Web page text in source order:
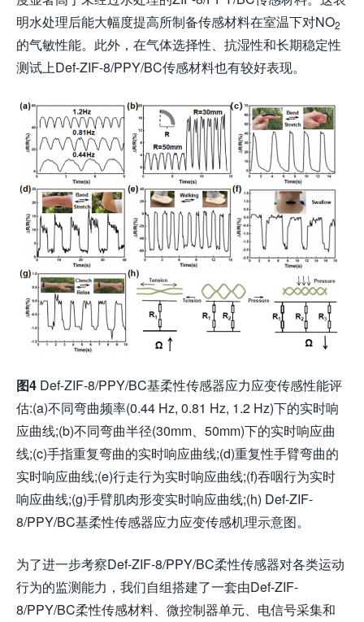
明水处理后能大幅度提高所制备传感材料在室温下对NO2
的气敏性能。此外，在气体选择性、抗湿性和长期稳定性
测试上Def-ZIF-8/PPY/BC传感材料也有较好表现。
图4 Def-ZIF-8/PPY/BC基柔性传感器应力应变传感性能评
估:(a)不同弯曲频率(0.44 Hz, 0.81 Hz, 1.2 Hz)下的实时响
应曲线;(b)不同弯曲半径(30mm、50mm)下的实时响应曲
线;(c)手指重复弯曲的实时响应曲线;(d)重复性手臂弯曲的
实时响应曲线;(e)行走行为实时响应曲线;(f)吞咽行为实时
响应曲线;(g)手臂肌肉形变实时响应曲线;(h) Def-ZIF-
8/PPY/BC基柔性传感器应力应变传感机理示意图。
为了进一步考察Def-ZIF-8/PPY/BC柔性传感器对各类运动
行为的监测能力，我们自组搭建了一套由Def-ZIF-
8/PPY/BC柔性传感材料、微控制器单元、电信号采集和